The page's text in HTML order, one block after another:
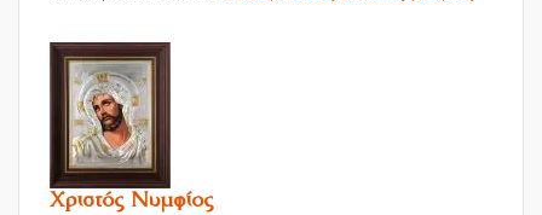
Χριστός Νυμφίος